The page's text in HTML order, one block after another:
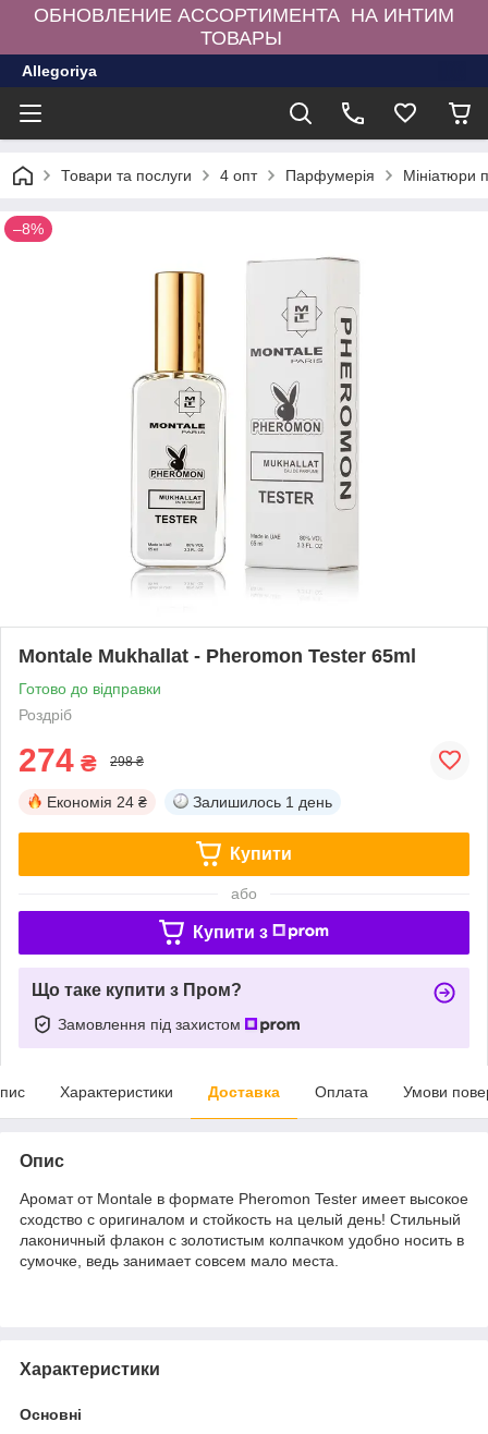
ОБНОВЛЕНИЕ АССОРТИМЕНТА НА ИНТИМ
ТОВАРЫ
Allegoriya
Товари та послуги 4 опт Парфумерія Мініатюри
–8%
Montale Mukhallat - Pheromon Tester 65ml
Готово до відправки
Роздріб
274 ₴ 298 ₴
Економія 24 ₴ Залишилось 1 день
Купити
або
Купити з
Що таке купити з Пром?
Замовлення під захистом
Характеристики Доставка Оплата Умови
Опис
Аромат от Montale в формате Pheromon Tester имеет высокое
сходство с оригиналом и стойкость на целый день! Стильный
лаконичный флакон с золотистым колпачком удобно носить в
сумочке, ведь занимает совсем мало места.
Характеристики
Основні